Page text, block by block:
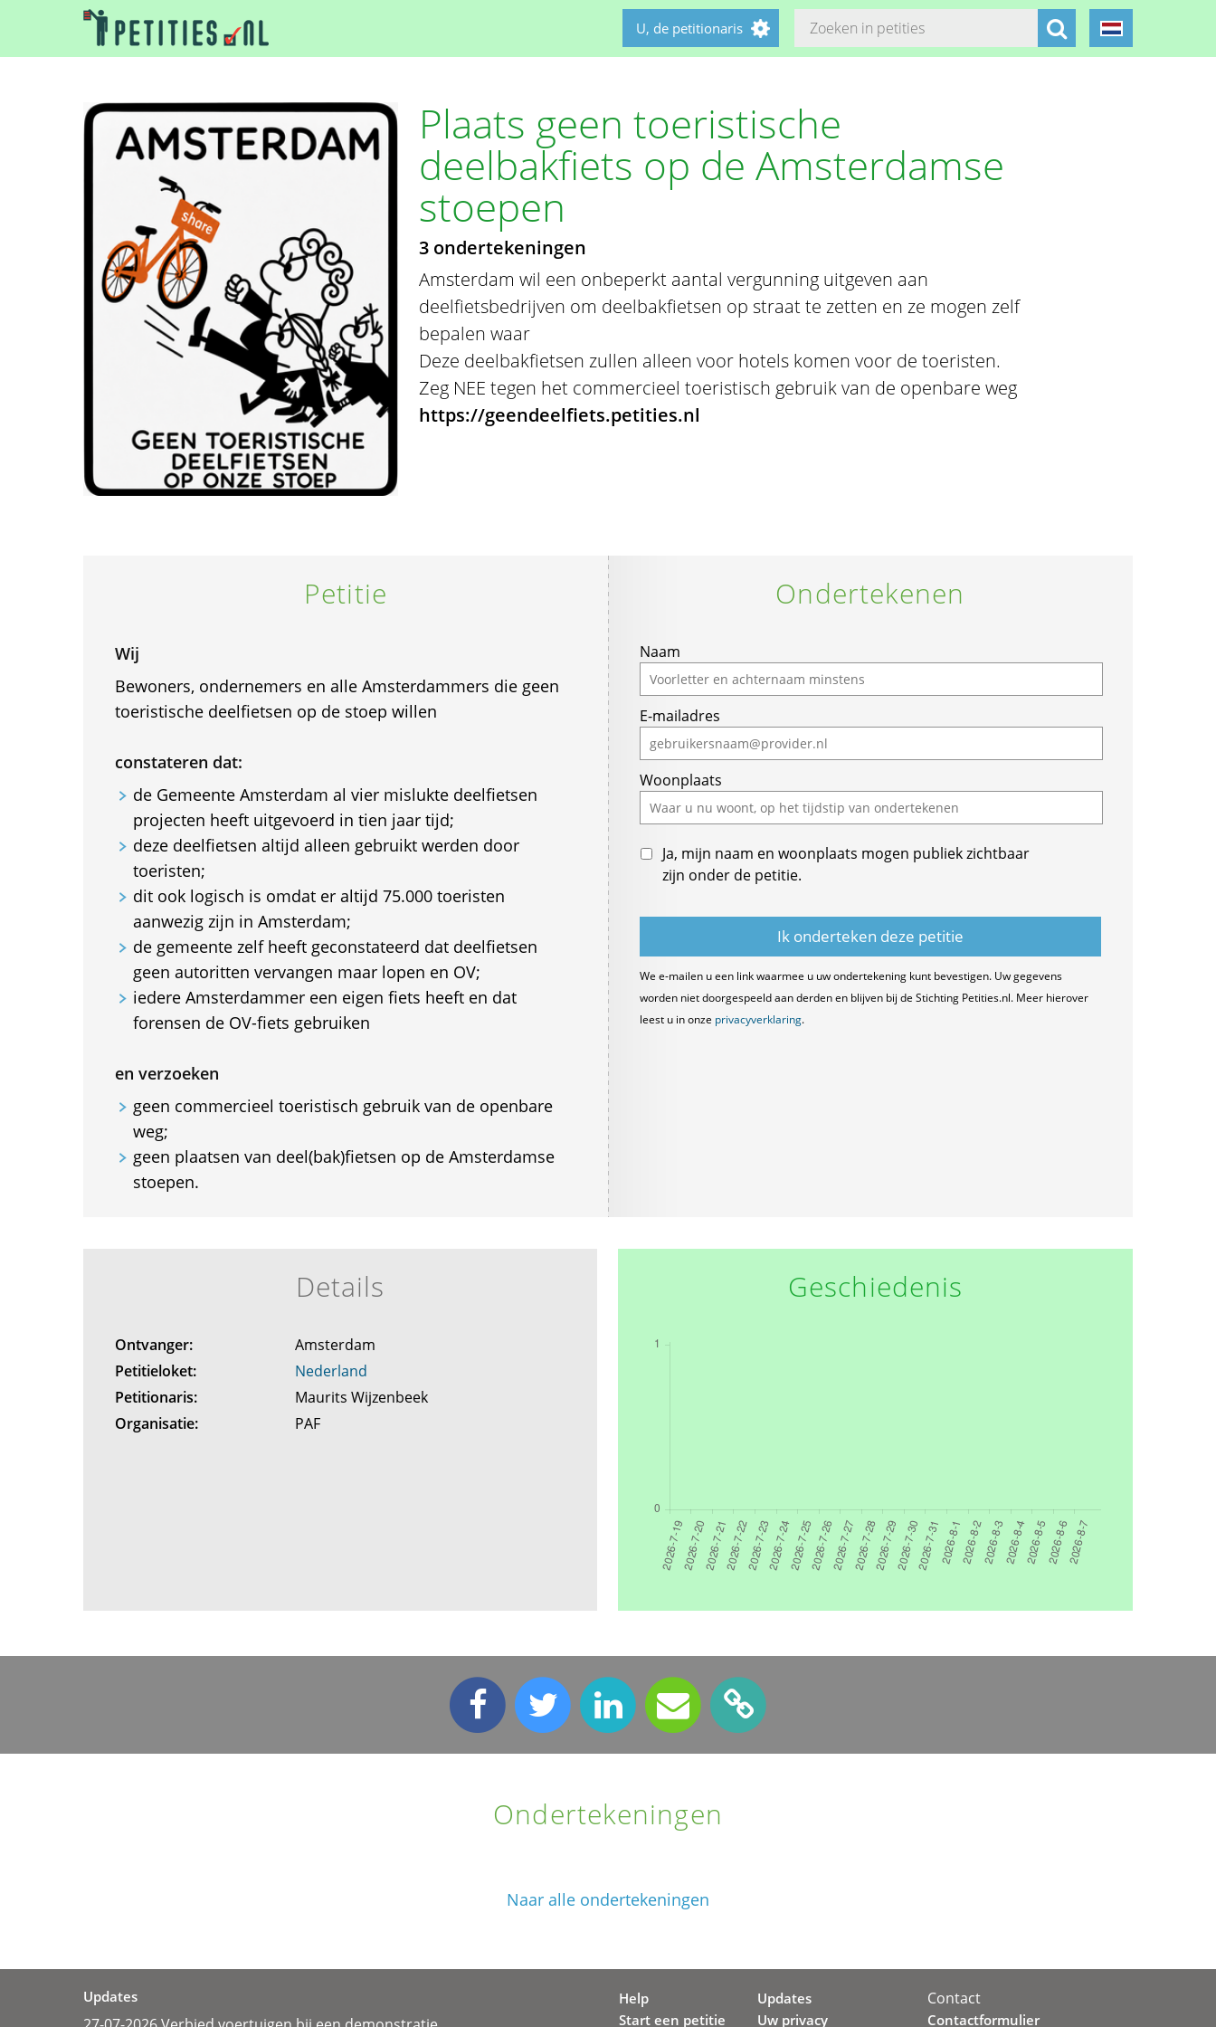
U, de petitionaris
Plaats geen toeristische
deelbakfiets op de Amsterdamse
stoepen
3 ondertekeningen
Amsterdam wil een onbeperkt aantal vergunning uitgeven aan
deelfietsbedrijven om deelbakfietsen op straat te zetten en ze mogen zelf
bepalen waar
Deze deelbakfietsen zullen alleen voor hotels komen voor de toeristen.
Zeg NEE tegen het commercieel toeristisch gebruik van de openbare weg
https://geendeelfiets.petities.nl
Petitie
Wij
Bewoners, ondernemers en alle Amsterdammers die geen
toeristische deelfietsen op de stoep willen
constateren dat:
de Gemeente Amsterdam al vier mislukte deelfietsen
projecten heeft uitgevoerd in tien jaar tijd;
deze deelfietsen altijd alleen gebruikt werden door
toeristen;
dit ook logisch is omdat er altijd 75.000 toeristen
aanwezig zijn in Amsterdam;
de gemeente zelf heeft geconstateerd dat deelfietsen
geen autoritten vervangen maar lopen en OV;
iedere Amsterdammer een eigen fiets heeft en dat
forensen de OV-fiets gebruiken
en verzoeken
geen commercieel toeristisch gebruik van de openbare
weg;
geen plaatsen van deel(bak)fietsen op de Amsterdamse
stoepen.
Ondertekenen
If
you
are
a
human,
ignore
this
field
Naam
E-mailadres
Woonplaats
Ja, mijn naam en woonplaats mogen publiek zichtbaar
zijn onder de petitie.
We e-mailen u een link waarmee u uw ondertekening kunt bevestigen. Uw gegevens
worden niet doorgespeeld aan derden en blijven bij de Stichting Petities.nl. Meer hierover
leest u in onze privacyverklaring.
Details
Ontvanger:
Amsterdam
Petitieloket:
Nederland
Petitionaris:
Maurits Wijzenbeek
Organisatie:
PAF
Geschiedenis
Ondertekeningen
Naar alle ondertekeningen
Updates
Help
Start een petitie
Updates
Uw privacy
Contact
Contactformulier